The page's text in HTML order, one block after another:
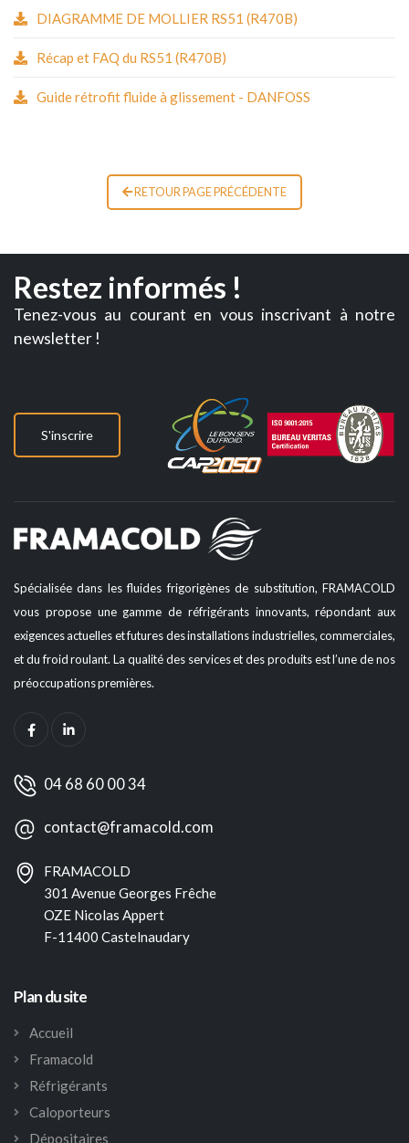
DIAGRAMME DE MOLLIER RS51 (R470B)
Récap et FAQ du RS51 (R470B)
Guide rétrofit fluide à glissement - DANFOSS
RETOUR PAGE PRÉCÉDENTE
Restez informés !
Tenez-vous au courant en vous inscrivant à notre
newsletter !
S'inscrire
Spécialisée dans les fluides frigorigènes de substitution, FRAMACOLD
vous propose une gamme de réfrigérants innovants, répondant aux
exigences actuelles et futures des installations industrielles, commerciales,
et du froid roulant. La qualité des services et des produits est l’une de nos
préoccupations premières.
04 68 60 00 34
contact@framacold.com
FRAMACOLD
301 Avenue Georges Frêche
OZE Nicolas Appert
F-11400 Castelnaudary
Plan du site
Accueil
Framacold
Réfrigérants
Caloporteurs
Dépositaires